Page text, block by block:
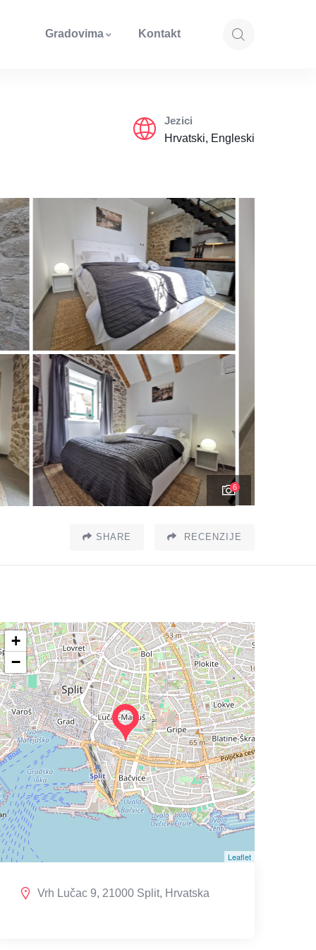
Gradovima Kontakt
Jezici
Hrvatski, Engleski
6
SHARE RECENZIJE
+
−
Leaflet
Vrh Lučac 9, 21000 Split, Hrvatska